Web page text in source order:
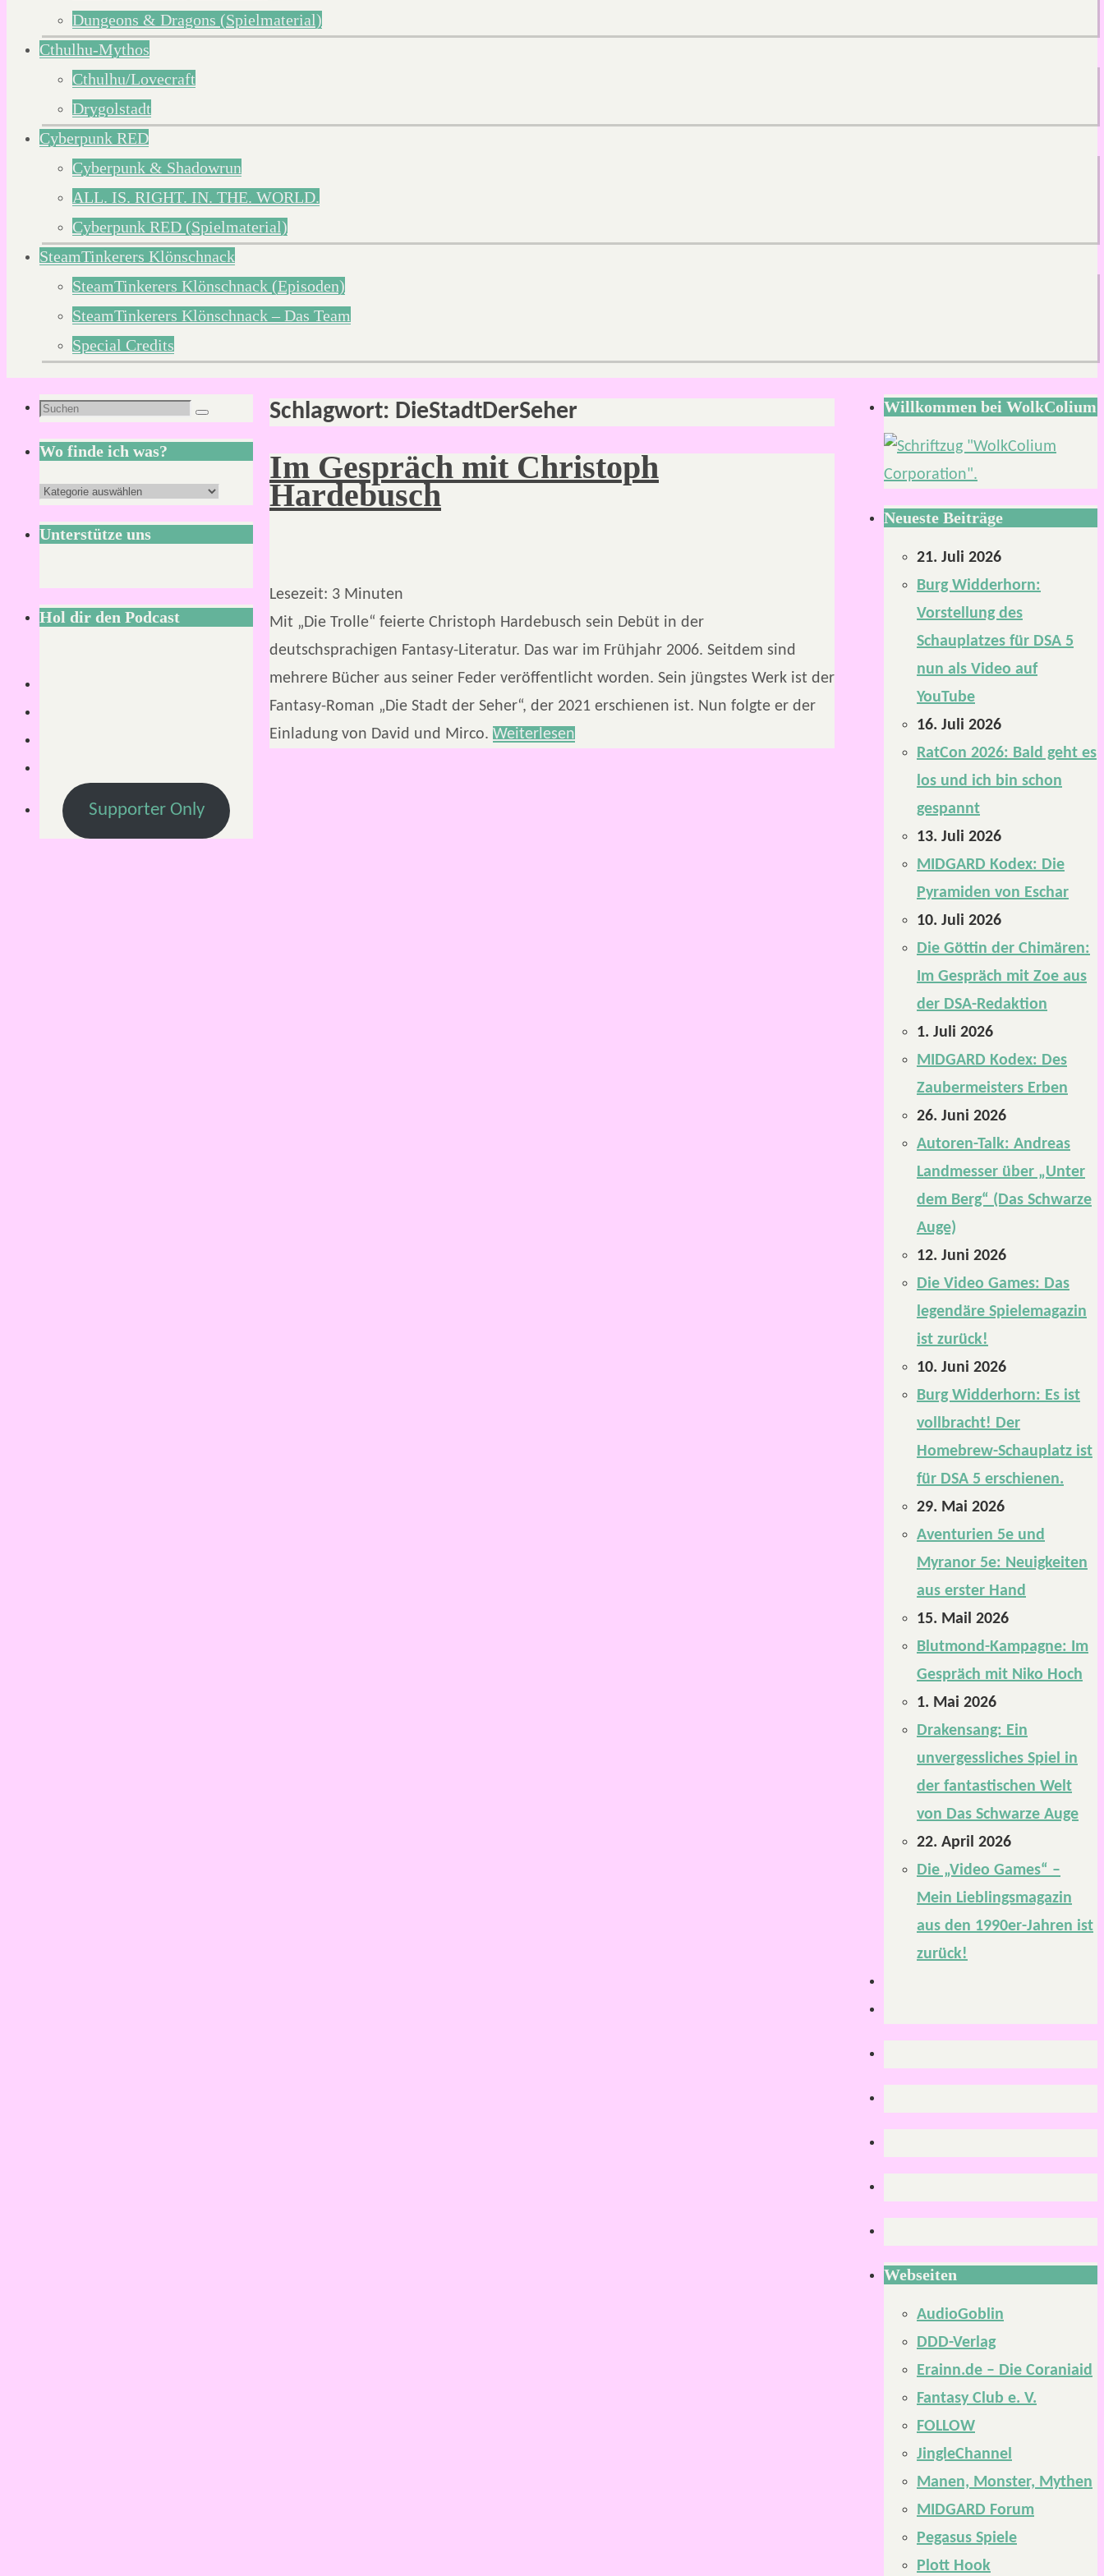
Dungeons & Dragons (Spielmaterial)
Cthulhu-Mythos
Cthulhu/Lovecraft
Drygolstadt
Cyberpunk RED
Cyberpunk & Shadowrun
ALL. IS. RIGHT. IN. THE. WORLD.
Cyberpunk RED (Spielmaterial)
SteamTinkerers Klönschnack
SteamTinkerers Klönschnack (Episoden)
SteamTinkerers Klönschnack – Das Team
Special Credits
Schlagwort: DieStadtDerSeher
Im Gespräch mit Christoph
Hardebusch
Lesezeit: 3 Minuten
Mit „Die Trolle“ feierte Christoph Hardebusch sein Debüt in der
deutschsprachigen Fantasy-Literatur. Das war im Frühjahr 2006. Seitdem sind
mehrere Bücher aus seiner Feder veröffentlicht worden. Sein jüngstes Werk ist der
Fantasy-Roman „Die Stadt der Seher“, der 2021 erschienen ist. Nun folgte er der
Einladung von David und Mirco. Weiterlesen
Suchen
nach:
Suchen
Wo finde ich was?
Wo
finde
ich
Unterstütze uns
Hol dir den Podcast
Supporter Only
Willkommen bei WolkColium
Neueste Beiträge
21. Juli 2026
Burg Widderhorn:
Vorstellung des
Schauplatzes für DSA 5
nun als Video auf
YouTube
16. Juli 2026
RatCon 2026: Bald geht es
los und ich bin schon
gespannt
13. Juli 2026
MIDGARD Kodex: Die
Pyramiden von Eschar
10. Juli 2026
Die Göttin der Chimären:
Im Gespräch mit Zoe aus
der DSA-Redaktion
1. Juli 2026
MIDGARD Kodex: Des
Zaubermeisters Erben
26. Juni 2026
Autoren-Talk: Andreas
Landmesser über „Unter
dem Berg“ (Das Schwarze
Auge)
12. Juni 2026
Die Video Games: Das
legendäre Spielemagazin
ist zurück!
10. Juni 2026
Burg Widderhorn: Es ist
vollbracht! Der
Homebrew-Schauplatz ist
für DSA 5 erschienen.
29. Mai 2026
Aventurien 5e und
Myranor 5e: Neuigkeiten
aus erster Hand
15. Mail 2026
Blutmond-Kampagne: Im
Gespräch mit Niko Hoch
1. Mai 2026
Drakensang: Ein
unvergessliches Spiel in
der fantastischen Welt
von Das Schwarze Auge
22. April 2026
Die „Video Games“ –
Mein Lieblingsmagazin
aus den 1990er-Jahren ist
zurück!
Webseiten
AudioGoblin
DDD-Verlag
Erainn.de – Die Coraniaid
Fantasy Club e. V.
FOLLOW
JingleChannel
Manen, Monster, Mythen
MIDGARD Forum
Pegasus Spiele
Plott Hook